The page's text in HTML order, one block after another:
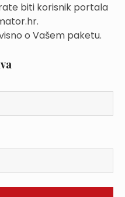
biti korisnik portala
o Vašem paketu.